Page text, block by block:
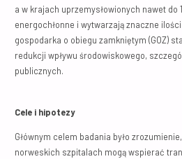
a w krajach uprzemysłowionych nawet do
energochłonne i wytwarzają znaczne
gospodarka o obiegu zamkniętym (GOZ)
redukcji wpływu środowiskowego,
publicznych.
Cele i hipotezy
Głównym celem badania było
norweskich szpitalach mogą wspierać